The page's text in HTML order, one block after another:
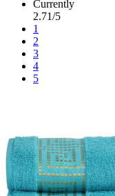
Currently
2.71/5
1
2
3
4
5